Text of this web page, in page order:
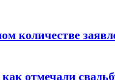
количестве
отмечали